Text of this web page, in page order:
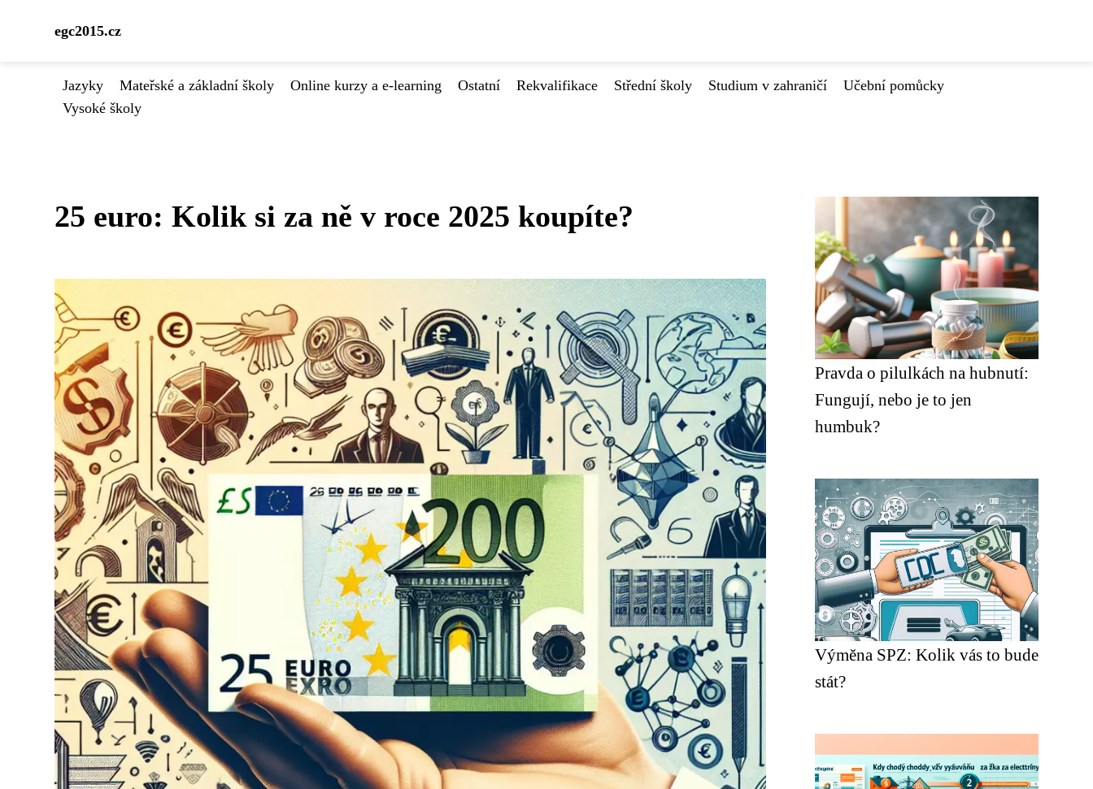
egc2015.cz
Jazyky Mateřské a základní školy Online kurzy a e-learning Ostatní Rekvalifikace Střední školy Studium v zahraničí
Učební pomůcky
Vysoké školy
25 euro: Kolik si za ně v roce 2025 koupíte?
Pravda o pilulkách na hubnutí:
Fungují, nebo je to jen
humbuk?
Výměna SPZ: Kolik vás to bude
stát?